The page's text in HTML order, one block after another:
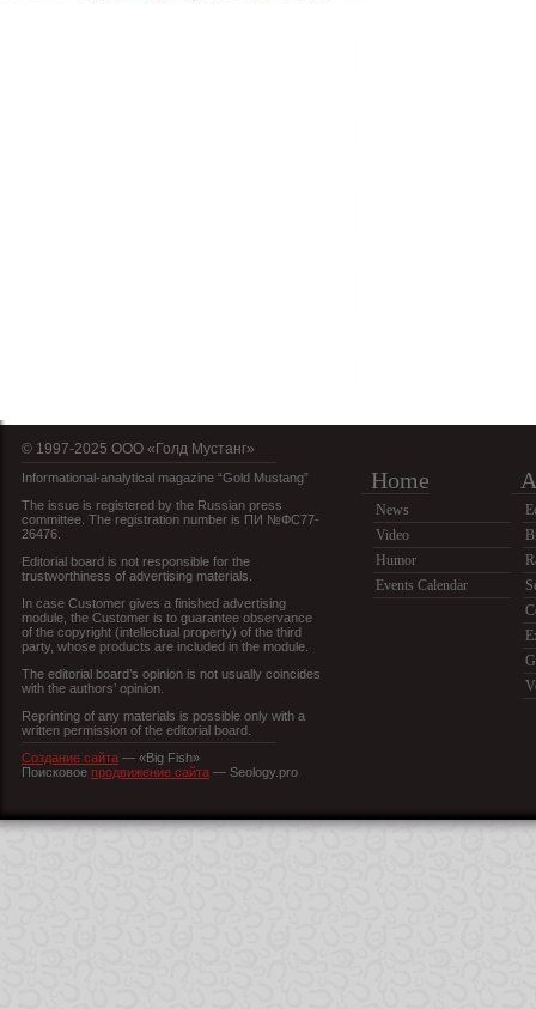
© 1997-2025 OOO «Голд Мустанг»
Informational-analytical magazine “Gold Mustang”
The issue is registered by the Russian press
committee. The registration number is ПИ №ФС77-
26476.
Editorial board is not responsible for the
trustworthiness of advertising materials.
In case Customer gives a finished advertising
module, the Customer is to guarantee observance
of the copyright (intellectual property) of the third
party, whose products are included in the module.
The editorial board’s opinion is not usually coincides
with the authors’ opinion.
Reprinting of any materials is possible only with a
written permission of the editorial board.
Создание сайта — «Big Fish»
Поисковое продвижение сайта — Seology.pro
Home
News
Video
Humor
Events Calendar